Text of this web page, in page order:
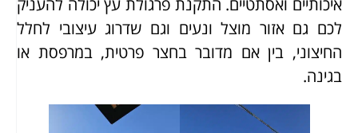
לכם גם אזור מוצל ונעים וגם שדרוג עיצובי לחלל
החיצוני, בין אם מדובר בחצר פרטית, במרפסת או
בגינה.